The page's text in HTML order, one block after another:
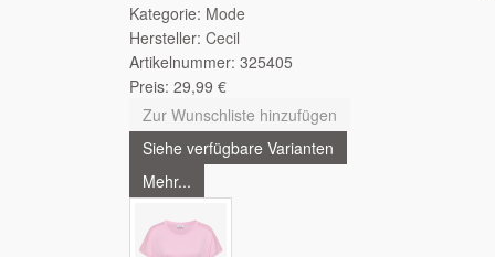
Kategorie: Mode
Hersteller: Cecil
Artikelnummer: 325405
Preis: 29,99 €
Zur Wunschliste hinzufügen
Siehe verfügbare Varianten
Mehr...